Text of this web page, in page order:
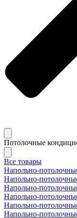
Потолочные
Все товары
Напольно-
Напольно-
Напольно-
Напольно-
Напольно-
Напольно-